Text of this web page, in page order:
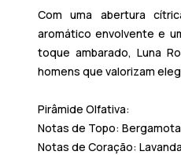
Com uma abertura
aromático envolvente e
toque ambarado, Luna
homens que valorizam
Pirâmide Olfativa:
Notas de Topo:
Notas de Coração: